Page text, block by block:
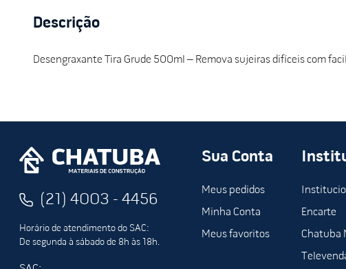
Descrição
Desengraxante Tira Grude 500ml – Remova sujeiras difíceis com
(21) 4003 - 4456
Horário de atendimento do SAC:
De segunda à sábado de 8h às 18h.
Sua Conta
Meus pedidos
Minha Conta
Meus favoritos
Encarte
Chatuba